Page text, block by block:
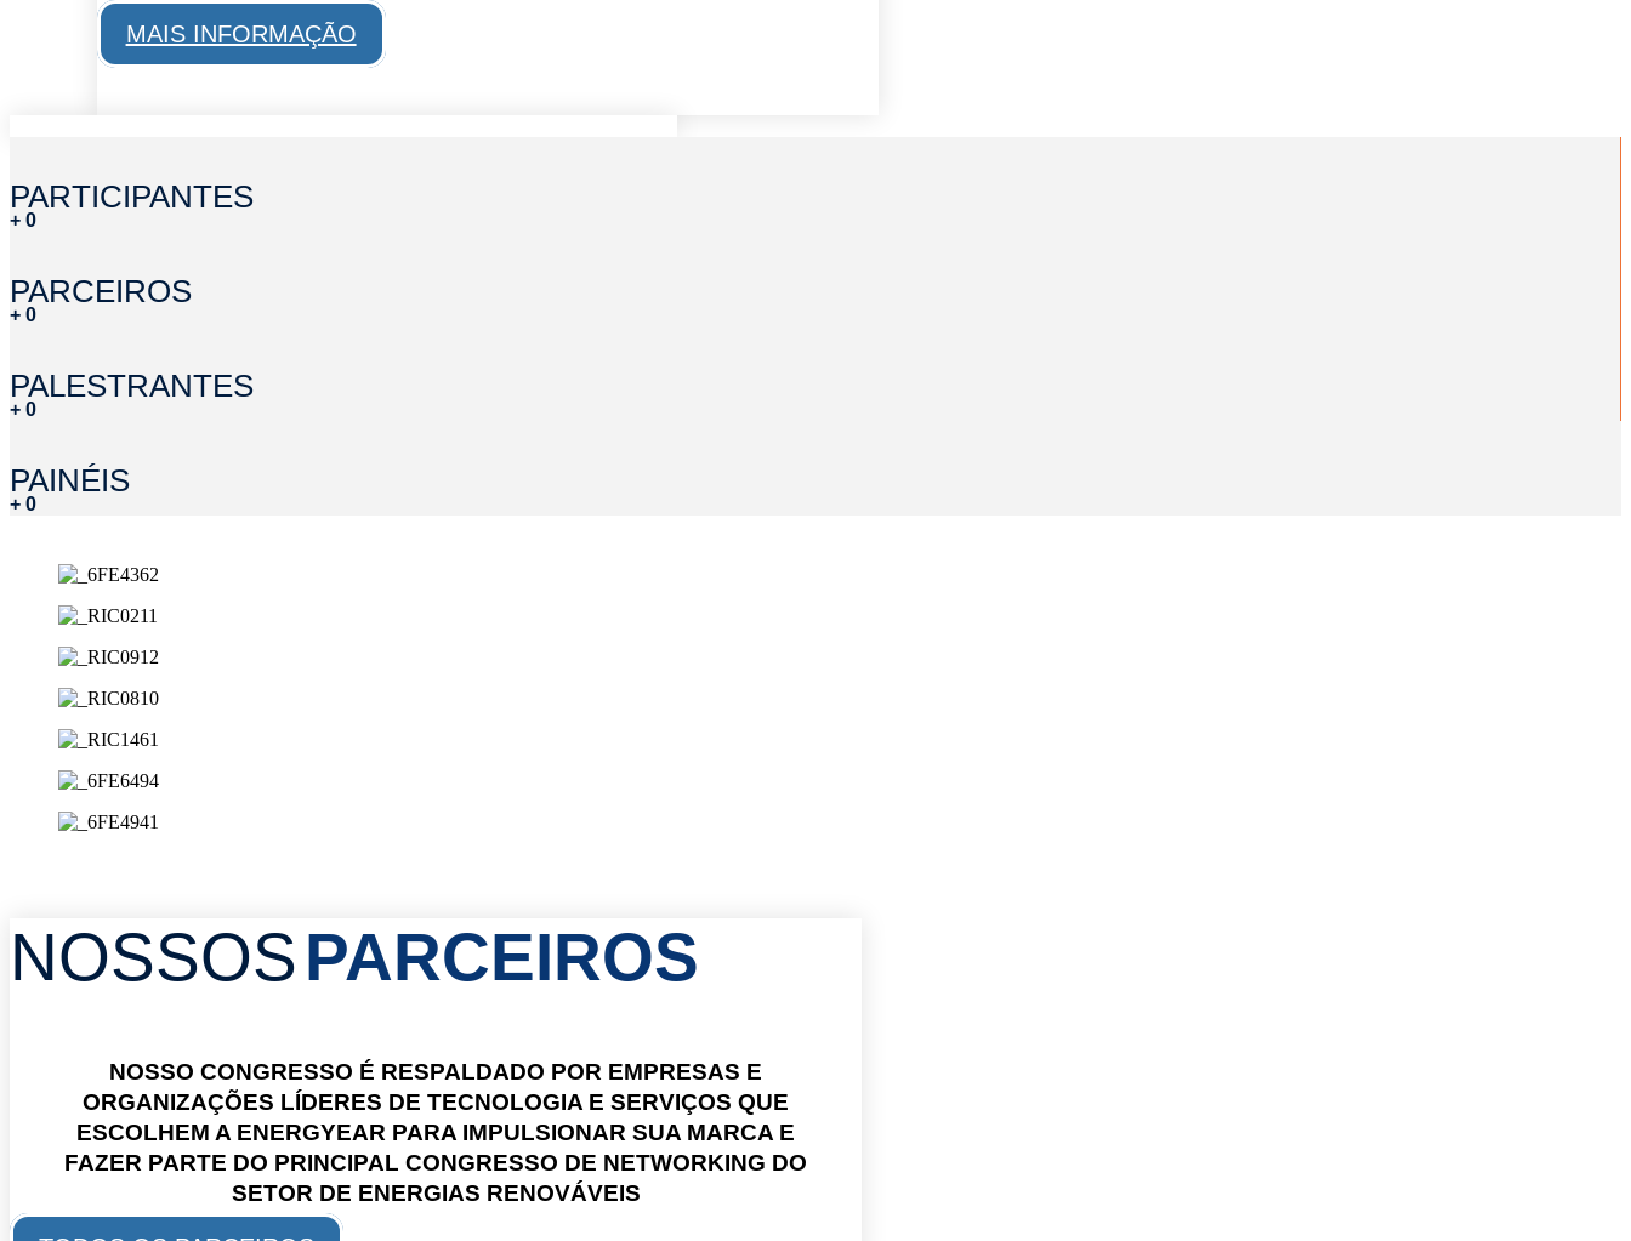
MAIS INFORMAÇÃO
PARTICIPANTES
+ 0
PARCEIROS
+ 0
PALESTRANTES
+ 0
PAINÉIS
+ 0
NOSSOSPARCEIROS
NOSSO CONGRESSO É RESPALDADO POR EMPRESAS E
ORGANIZAÇÕES LÍDERES DE TECNOLOGIA E SERVIÇOS QUE
ESCOLHEM A ENERGYEAR PARA IMPULSIONAR SUA MARCA E
FAZER PARTE DO PRINCIPAL CONGRESSO DE NETWORKING DO
SETOR DE ENERGIAS RENOVÁVEIS